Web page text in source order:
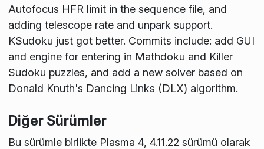
Autofocus HFR limit in the sequence file, and
adding telescope rate and unpark support.
KSudoku just got better. Commits include: add GUI
and engine for entering in Mathdoku and Killer
Sudoku puzzles, and add a new solver based on
Donald Knuth's Dancing Links (DLX) algorithm.
Diğer Sürümler
Bu sürümle birlikte Plasma 4, 4.11.22 sürümü olarak